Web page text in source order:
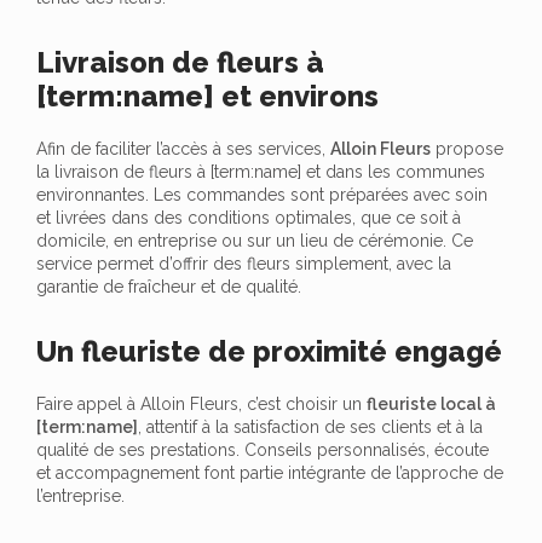
Livraison de fleurs à
[term:name] et environs
Afin de faciliter l’accès à ses services, Alloin Fleurs propose
la livraison de fleurs à [term:name] et dans les communes
environnantes. Les commandes sont préparées avec soin
et livrées dans des conditions optimales, que ce soit à
domicile, en entreprise ou sur un lieu de cérémonie. Ce
service permet d’offrir des fleurs simplement, avec la
garantie de fraîcheur et de qualité.
Un fleuriste de proximité engagé
Faire appel à Alloin Fleurs, c’est choisir un fleuriste local à
[term:name]
, attentif à la satisfaction de ses clients et à la
qualité de ses prestations. Conseils personnalisés, écoute
et accompagnement font partie intégrante de l’approche de
l’entreprise.